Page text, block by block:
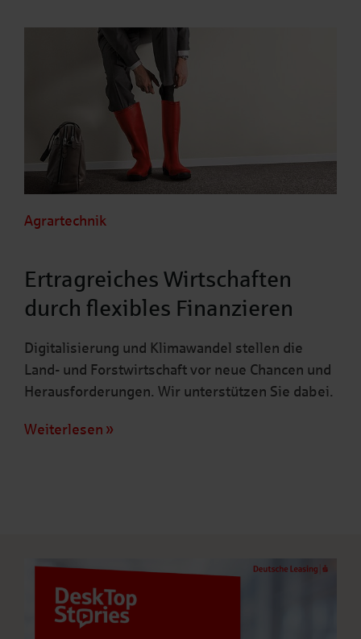
Agrartechnik
Ertragreiches Wirtschaften
durch flexibles Finanzieren
Digitalisierung und Klimawandel stellen die
Land- und Forstwirtschaft vor neue Chancen und
Herausforderungen. Wir unterstützen Sie dabei.
Weiterlesen